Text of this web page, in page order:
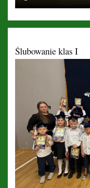
Ślubowanie klas I